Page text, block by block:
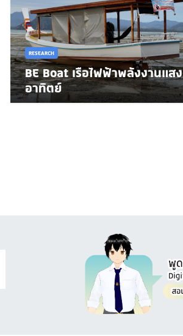
RESEARCH
BE Boat เรือไฟฟ้าพลังงานแสง
อาทิตย์